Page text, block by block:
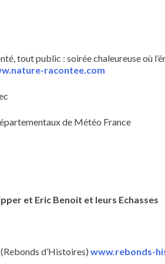
tout public : soirée chaleureuse où
racontee.com
de Météo France
et Eric Benoit et leurs Echasses
(Rebonds d’Histoires) www.rebonds-